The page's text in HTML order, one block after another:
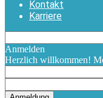
Kontakt
Karriere
Anmelden
Herzlich willkommen!